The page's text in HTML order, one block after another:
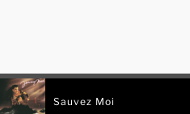
Sauvez Moi